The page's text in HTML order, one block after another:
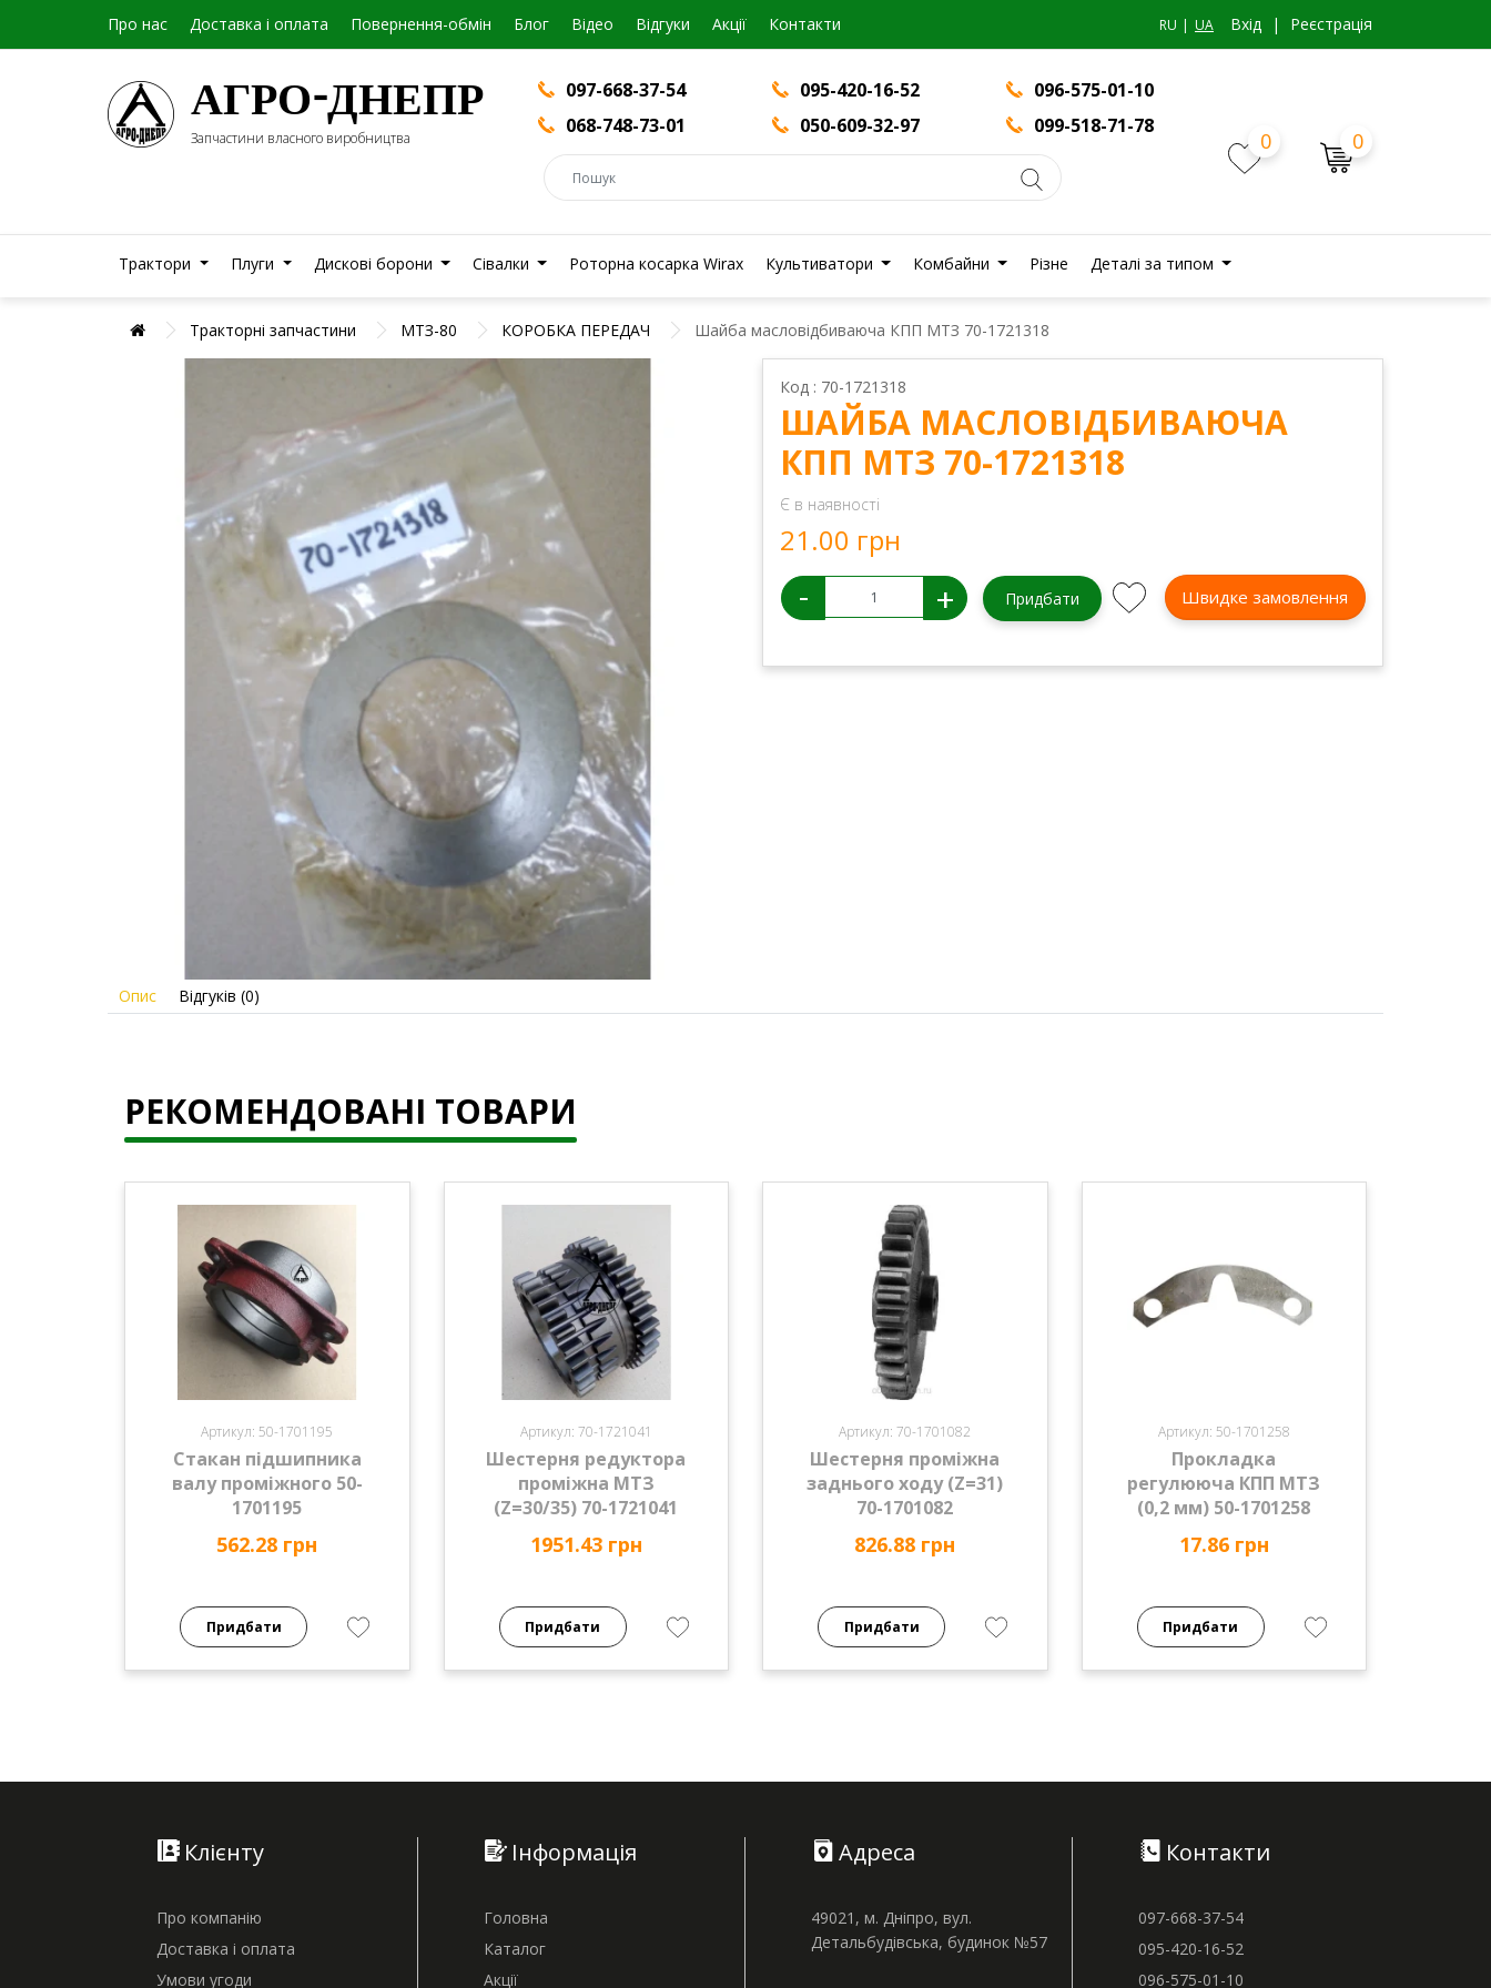
Про нас Доставка і оплата Повернення-обмін Блог Вiдео Відгуки Акції Контакти RU UA Вхiд | Реєстрація
АГРО-ДНЕПР
Запчастини власного виробництва
097-668-37-54 095-420-16-52
096-575-01-10
068-748-73-01
050-609-32-97 099-518-71-78
0 0
Трактори Плуги Дискові борони Сівалки Роторна косарка Wirax Культиватори Комбайни Різне Деталі за типом
Тракторні запчастини МТЗ-80 КОРОБКА ПЕРЕДАЧ Шайба масловідбиваюча КПП МТЗ 70-1721318
Код : 70-1721318
ШАЙБА МАСЛОВІДБИВАЮЧА
КПП МТЗ 70-1721318
Є в наявності
21.00 грн
- + Придбати Швидке замовлення
Опис Відгуків (0)
РЕКОМЕНДОВАНІ ТОВАРИ
Артикул: 50-1701195
Стакан підшипника
валу проміжного 50-
1701195
562.28 грн
Придбати
Артикул: 70-1721041
Шестерня редуктора
проміжна МТЗ
(Z=30/35) 70-1721041
1951.43 грн
Придбати
Артикул: 70-1701082
Шестерня проміжна
заднього ходу (Z=31)
70-1701082
826.88 грн
Придбати
Артикул: 50-1701258
Прокладка
регулююча КПП МТЗ
(0,2 мм) 50-1701258
17.86 грн
Придбати
Клієнту
Про компанію
Доставка і оплата
Умови угоди
Інформація
Головна
Каталог
Акції
Адреса
49021, м. Дніпро, вул.
Детальбудівська, будинок №57
Контакти
097-668-37-54
095-420-16-52
096-575-01-10